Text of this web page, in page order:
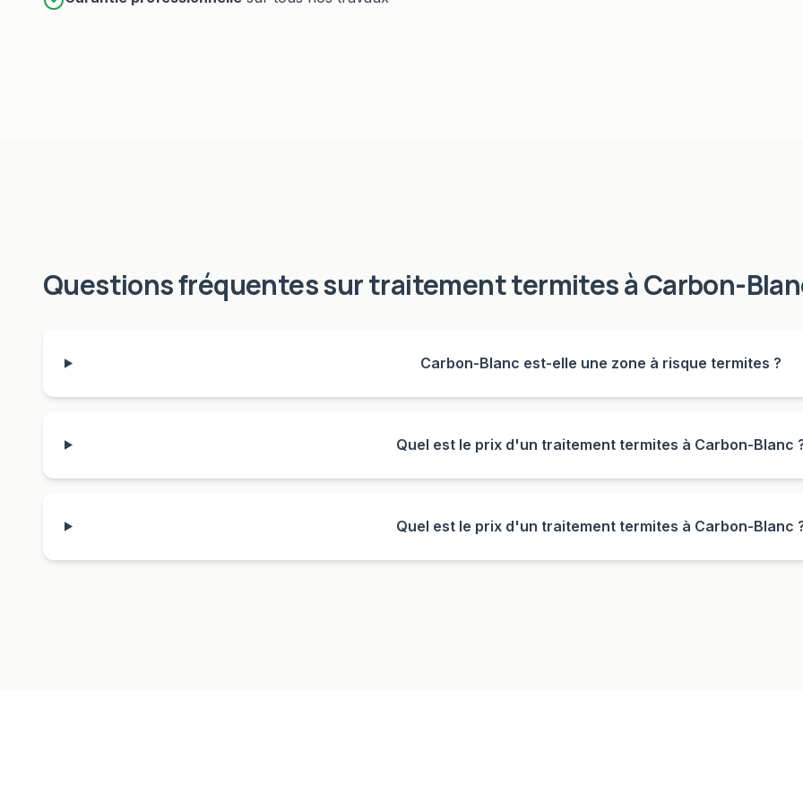
Questions fréquentes surtraitement termitesàCarbon-
Carbon-Blanc est-elle une zone à risque termites ?
Quel est le prix d'un traitement termites à Carbon-Blanc
Quel est le prix d'un traitement termites à Carbon-Blanc